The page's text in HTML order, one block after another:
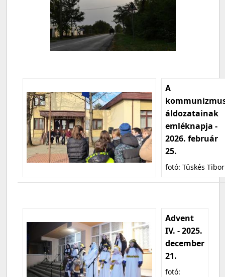
A
áldozatainak
emléknapja -
2026. február
25.
fotó: Tüskés Tibor
Advent
IV. - 2025.
december
21.
fotó: